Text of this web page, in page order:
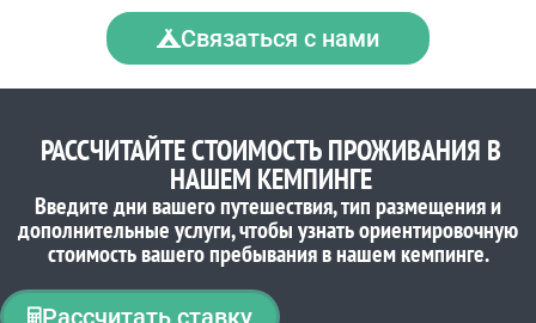
Связаться с нами
РАССЧИТАЙТЕ СТОИМОСТЬ ПРОЖИВАНИЯ В
НАШЕМ КЕМПИНГЕ
Введите дни вашего путешествия, тип размещения и
дополнительные услуги, чтобы узнать ориентировочную
стоимость вашего пребывания в нашем кемпинге.